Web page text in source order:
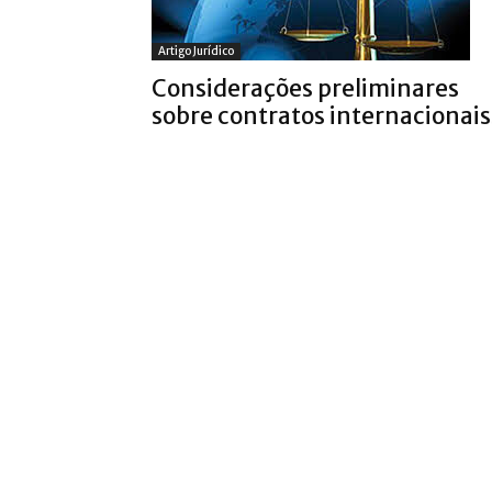
Artigo Jurídico
Considerações preliminares
sobre contratos